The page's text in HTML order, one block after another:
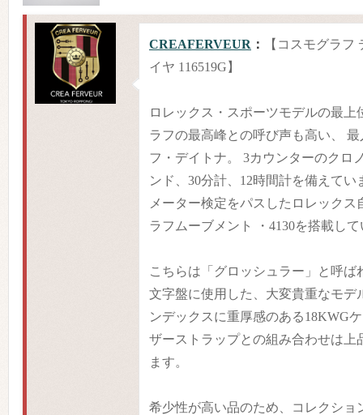
CREAFERVEUR ：
【コスモグラフ
イヤ 116519G】
ロレックス・スポーツモデルの最上
ラフの最高峰との呼び声も高い、
フ・デイトナ。 3カウンターのクロ
ンド、30分計、12時間計を備えて
メーター検定をパスしたロレック
ラフムーブメント ・4130を搭載し
こちらは「グロッシュラー」と呼ば
文字盤に使用した、大変貴重なモデ
ンデックスに重厚感のある18KWG
ザーストラップとの組み合わせは上
ます。
希少性が高い品のため、コレクショ